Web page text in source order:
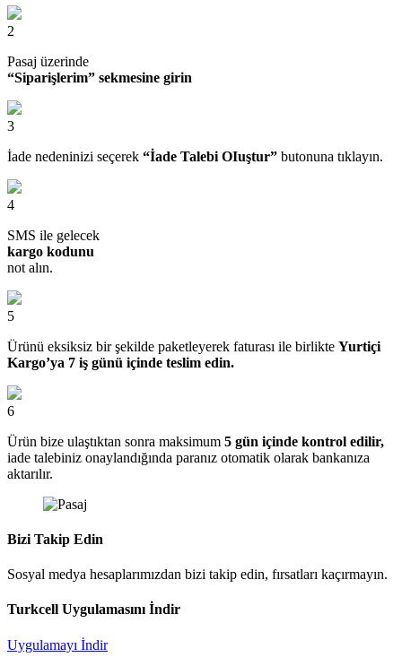
2
Pasaj üzerinde
“Siparişlerim” sekmesine girin
3
İade nedeninizi seçerek “İade Talebi OIuştur” butonuna tıklayın.
4
SMS ile gelecek
kargo kodunu
not alın.
5
Ürünü eksiksiz bir şekilde paketleyerek faturası ile birlikte Yurtiçi
Kargo’ya 7 iş günü içinde teslim edin.
6
Ürün bize ulaştıktan sonra maksimum 5 gün içinde kontrol edilir,
iade talebiniz onaylandığında paranız otomatik olarak bankanıza
aktarılır.
Bizi Takip Edin
Sosyal medya hesaplarımızdan bizi takip edin, fırsatları kaçırmayın.
Turkcell Uygulamasını İndir
Uygulamayı İndir